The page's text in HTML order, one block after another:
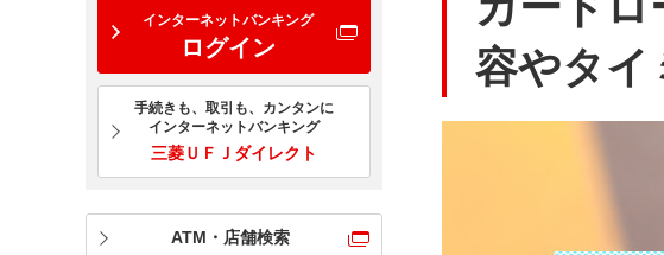
インターネットバンキング
ログイン
手続きも、取引も、カンタンに
インターネットバンキング
三菱ＵＦＪダイレクト
ATM・店舗検索
容やタイ